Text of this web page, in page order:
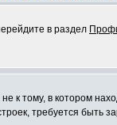
в раздел
тому, в котором
требуется быть